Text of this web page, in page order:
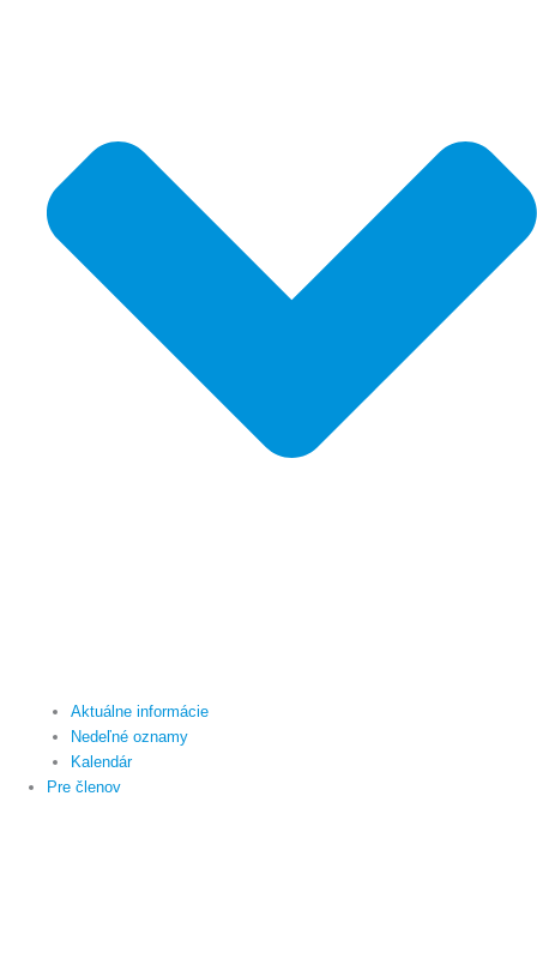
Aktuálne informácie
Nedeľné oznamy
Kalendár
Pre členov